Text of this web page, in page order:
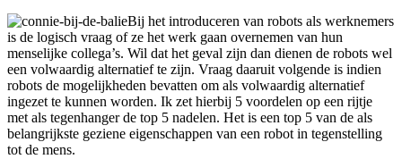
Bij het introduceren van robots als werknemers
is de logisch vraag of ze het werk gaan overnemen van hun
menselijke collega’s. Wil dat het geval zijn dan dienen de robots wel
een volwaardig alternatief te zijn. Vraag daaruit volgende is indien
robots de mogelijkheden bevatten om als volwaardig alternatief
ingezet te kunnen worden. Ik zet hierbij 5 voordelen op een rijtje
met als tegenhanger de top 5 nadelen. Het is een top 5 van de als
belangrijkste geziene eigenschappen van een robot in tegenstelling
tot de mens.